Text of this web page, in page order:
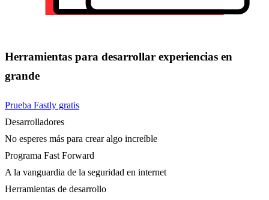
Herramientas para desarrollar experiencias en
grande
Prueba Fastly gratis
Desarrolladores
No esperes más para crear algo increíble
Programa Fast Forward
A la vanguardia de la seguridad en internet
Herramientas de desarrollo